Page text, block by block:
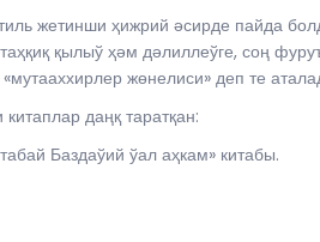
жетинши ҳижрий әсирде пайда
қылыў ҳәм дәлиллеўге, соң
жөнелиси» деп те
даңқ таратқан:
Баздаўий ўал аҳкам» китабы.